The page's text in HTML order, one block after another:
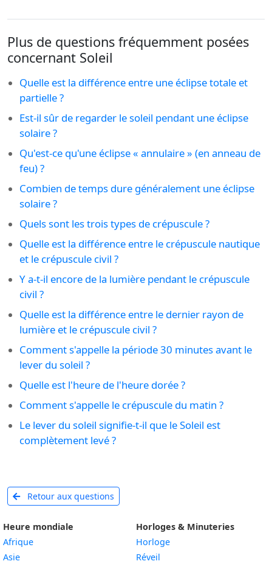
Plus de questions fréquemment posées
concernant Soleil
Quelle est la différence entre une éclipse totale et
partielle ?
Est-il sûr de regarder le soleil pendant une éclipse
solaire ?
Qu'est-ce qu'une éclipse « annulaire » (en anneau de
feu) ?
Combien de temps dure généralement une éclipse
solaire ?
Quels sont les trois types de crépuscule ?
Quelle est la différence entre le crépuscule nautique
et le crépuscule civil ?
Y a-t-il encore de la lumière pendant le crépuscule
civil ?
Quelle est la différence entre le dernier rayon de
lumière et le crépuscule civil ?
Comment s'appelle la période 30 minutes avant le
lever du soleil ?
Quelle est l'heure de l'heure dorée ?
Comment s'appelle le crépuscule du matin ?
Le lever du soleil signifie-t-il que le Soleil est
complètement levé ?
Retour aux questions
Heure mondiale
Afrique
Asie
Horloges & Minuteries
Horloge
Réveil